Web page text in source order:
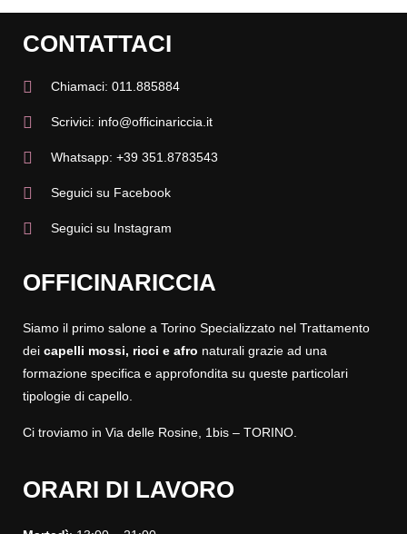
CONTATTACI
Chiamaci: 011.885884
Scrivici: info@officinariccia.it
Whatsapp: +39 351.8783543
Seguici su Facebook
Seguici su Instagram
OFFICINARICCIA
Siamo il primo salone a Torino Specializzato nel Trattamento
dei capelli mossi, ricci e afro naturali grazie ad una
formazione specifica e approfondita su queste particolari
tipologie di capello.
Ci troviamo in Via delle Rosine, 1bis – TORINO.
ORARI DI LAVORO